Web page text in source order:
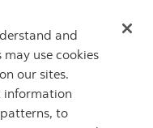
and
use cookies
our sites.
information
to